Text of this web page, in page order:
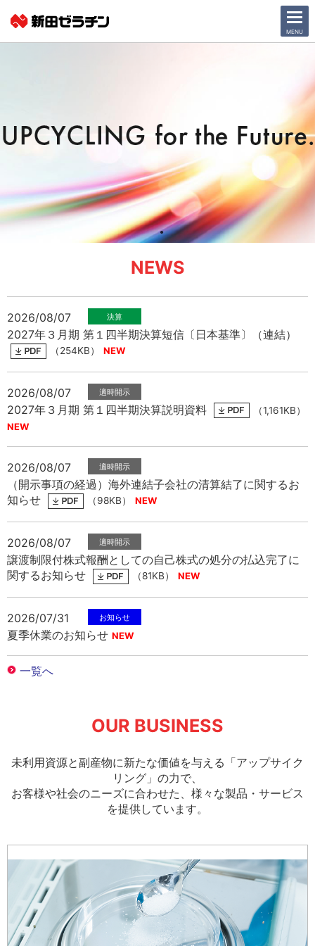
CLOSE
MENU
NEWS
2026/08/07
2027年３月期 第１四半期決算短信〔日本基準〕（連結）
（254KB）
2026/08/07
2027年３月期 第１四半期決算説明資料
（1,161KB）
2026/08/07
（開示事項の経過）海外連結子会社の清算結了に関するお
知らせ
（98KB）
2026/08/07
譲渡制限付株式報酬としての自己株式の処分の払込完了に
関するお知らせ
（81KB）
2026/07/31
夏季休業のお知らせ
OUR BUSINESS
未利用資源と副産物に新たな価値を与える「アップサイク
リング」の力で、
お客様や社会のニーズに合わせた、様々な製品・サービス
を提供しています。
事業紹介
IR情報
中文 アクセス